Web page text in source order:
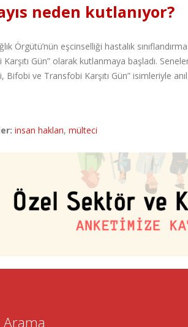
neden kutlanıyor?
Örgütü’nün eşcinselliği hastalık
Gün” olarak kutlanmaya başladı.
Bifobi ve Transfobi Karşıtı Gün” isimleriyle
insan hakları, mülteci
Arama